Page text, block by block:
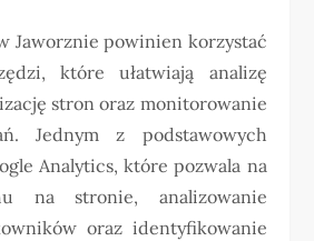
Jaworznie powinien korzystać
które ułatwiają analizę
stron oraz monitorowanie
Jednym z podstawowych
Analytics, które pozwala na
na stronie, analizowanie
oraz identyfikowanie